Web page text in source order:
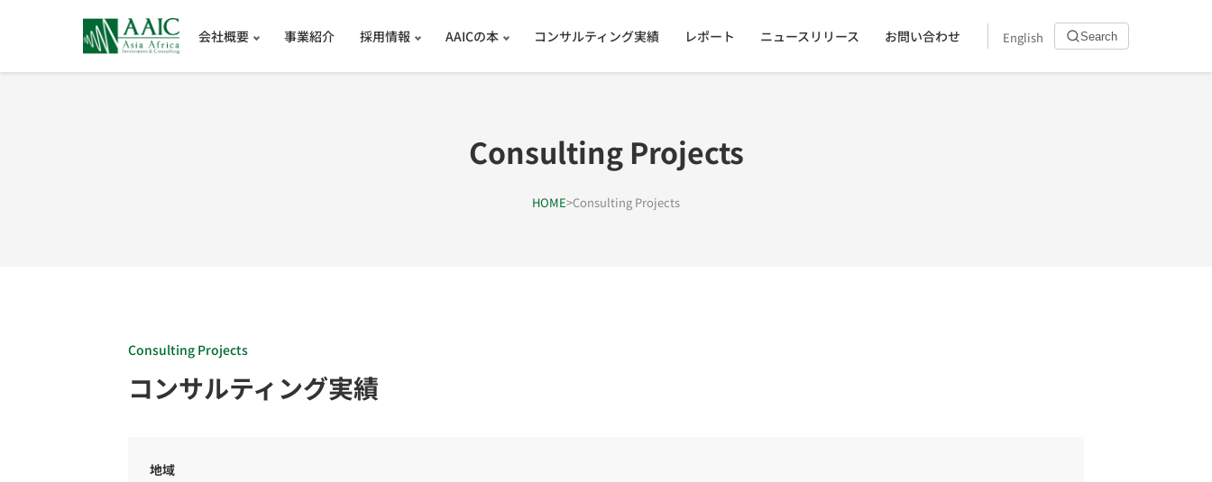
会社概要 事業紹介 採用情報 AAICの本 コンサルティング実績 レポート ニュースリリース お問い合わせ English Search
Consulting Projects
HOME>Consulting Projects
Consulting Projects
コンサルティング実績
地域